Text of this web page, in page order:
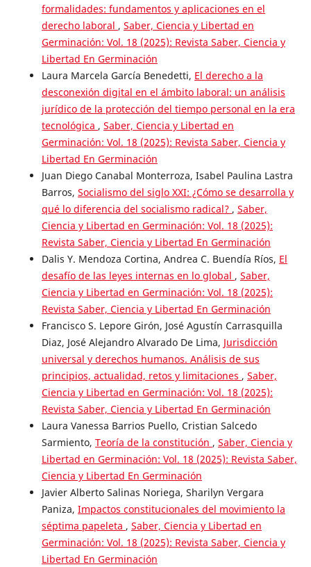
formalidades: fundamentos y aplicaciones en el
derecho laboral , Saber, Ciencia y Libertad en
Germinación: Vol. 18 (2025): Revista Saber, Ciencia y
Libertad En Germinación
Laura Marcela García Benedetti, El derecho a la
desconexión digital en el ámbito laboral: un análisis
jurídico de la protección del tiempo personal en la era
tecnológica , Saber, Ciencia y Libertad en
Germinación: Vol. 18 (2025): Revista Saber, Ciencia y
Libertad En Germinación
Juan Diego Canabal Monterroza, Isabel Paulina Lastra
Barros, Socialismo del siglo XXI: ¿Cómo se desarrolla y
qué lo diferencia del socialismo radical? , Saber,
Ciencia y Libertad en Germinación: Vol. 18 (2025):
Revista Saber, Ciencia y Libertad En Germinación
Dalis Y. Mendoza Cortina, Andrea C. Buendía Ríos, El
desafío de las leyes internas en lo global , Saber,
Ciencia y Libertad en Germinación: Vol. 18 (2025):
Revista Saber, Ciencia y Libertad En Germinación
Francisco S. Lepore Girón, José Agustín Carrasquilla
Diaz, José Alejandro Alvarado De Lima, Jurisdicción
universal y derechos humanos. Análisis de sus
principios, actualidad, retos y limitaciones , Saber,
Ciencia y Libertad en Germinación: Vol. 18 (2025):
Revista Saber, Ciencia y Libertad En Germinación
Laura Vanessa Barrios Puello, Cristian Salcedo
Sarmiento, Teoría de la constitución , Saber, Ciencia y
Libertad en Germinación: Vol. 18 (2025): Revista Saber,
Ciencia y Libertad En Germinación
Javier Alberto Salinas Noriega, Sharilyn Vergara
Paniza, Impactos constitucionales del movimiento la
séptima papeleta , Saber, Ciencia y Libertad en
Germinación: Vol. 18 (2025): Revista Saber, Ciencia y
Libertad En Germinación